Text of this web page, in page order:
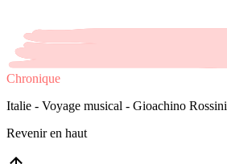
Chronique
Italie - Voyage musical - Gioachino Rossini
Revenir en haut